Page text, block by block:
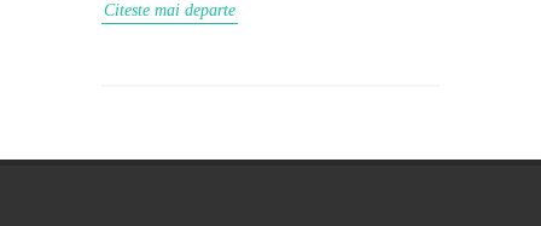
Citeste mai departe